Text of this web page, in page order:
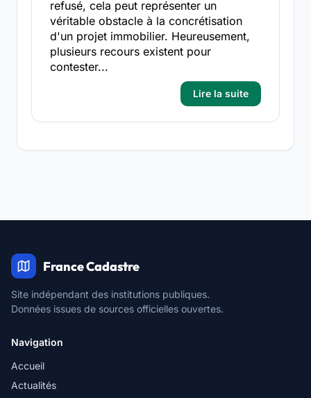
refusé, cela peut représenter un
véritable obstacle à la concrétisation
d'un projet immobilier. Heureusement,
plusieurs recours existent pour
contester...
Lire la suite
France Cadastre
Site indépendant des institutions publiques.
Données issues de sources officielles ouvertes.
Navigation
Accueil
Actualités